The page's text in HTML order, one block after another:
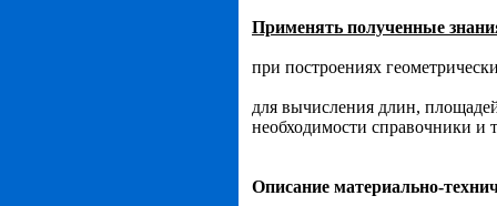
Применять полученные
при построениях
для вычисления длин,
необходимости справочники и
Описание материально-